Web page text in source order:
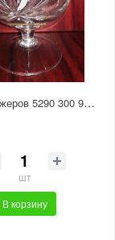
Набор фужеров 5290 300 900/43 отводка золотом
шт
В корзину